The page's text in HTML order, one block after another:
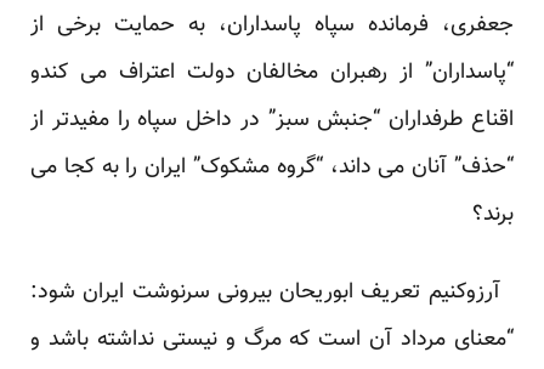
جعفری، فرمانده سپاه پاسداران، به حمایت برخی از
“پاسداران” از رهبران مخالفان دولت اعتراف می کندو
اقناع طرفداران “جنبش سبز” در داخل سپاه را مفیدتر از
“حذف” آنان می داند، “گروه مشکوک” ایران را به کجا می
برند؟
آرزوکنیم تعریف ابوریحان بیرونی سرنوشت ایران شود:
“معنای مرداد آن است که مرگ و نیستی نداشته باشد و